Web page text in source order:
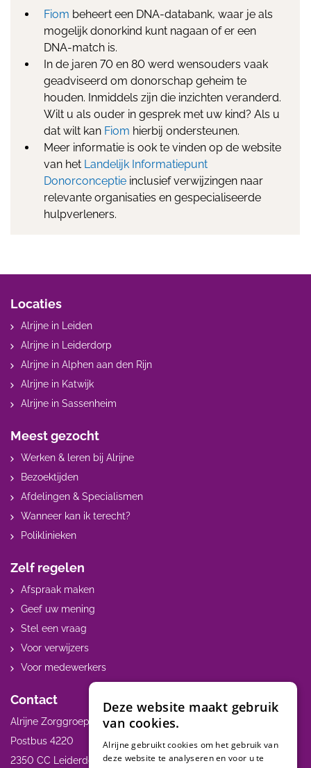
Fiom beheert een DNA-databank, waar je als
mogelijk donorkind kunt nagaan of er een
DNA-match is.
In de jaren 70 en 80 werd wensouders vaak
geadviseerd om donorschap geheim te
houden. Inmiddels zijn die inzichten veranderd.
Wilt u als ouder in gesprek met uw kind? Als u
dat wilt kan Fiom hierbij ondersteunen.
Meer informatie is ook te vinden op de website
van het Landelijk Informatiepunt
Donorconceptie inclusief verwijzingen naar
relevante organisaties en gespecialiseerde
hulpverleners.
Locaties
Alrijne in Leiden
Alrijne in Leiderdorp
Alrijne in Alphen aan den Rijn
Alrijne in Katwijk
Alrijne in Sassenheim
Meest gezocht
Werken & leren bij Alrijne
Bezoektijden
Afdelingen & Specialismen
Wanneer kan ik terecht?
Poliklinieken
Zelf regelen
Afspraak maken
Geef uw mening
Stel een vraag
Voor verwijzers
Voor medewerkers
Contact
Alrijne Zorggroep
Postbus 4220
2350 CC Leiderdorp
Deze website maakt gebruik
van cookies.
Alrijne gebruikt cookies om het gebruik van
deze website te analyseren en voor u te